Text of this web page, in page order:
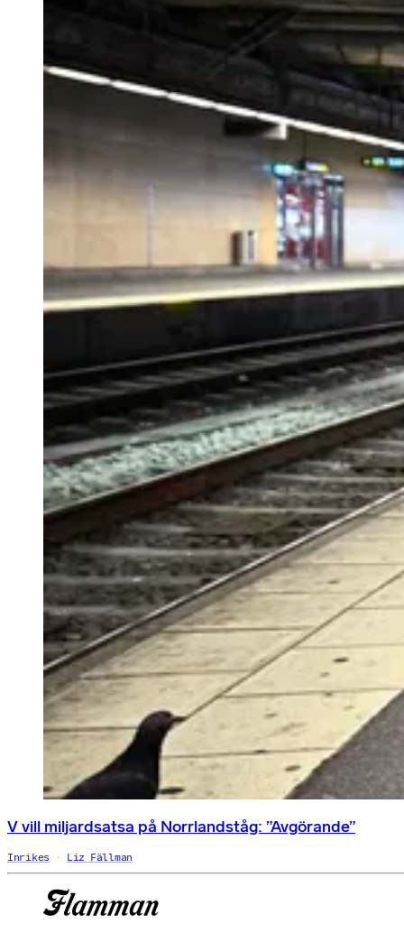
V vill miljardsatsa på Norrlandståg: ”Avgörande”
Inrikes Liz Fällman